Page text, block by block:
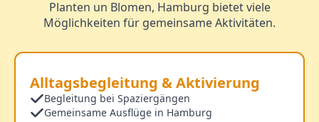
Planten un Blomen, Hamburg bietet viele
Möglichkeiten für gemeinsame Aktivitäten.
Alltagsbegleitung & Aktivierung
Begleitung bei Spaziergängen
Gemeinsame Ausflüge in Hamburg